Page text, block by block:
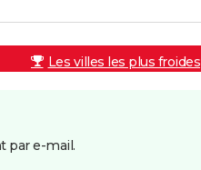
Les villes les plus froides
par e-mail.